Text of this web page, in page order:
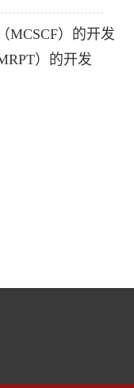
MCSCF）的开发
）的开发